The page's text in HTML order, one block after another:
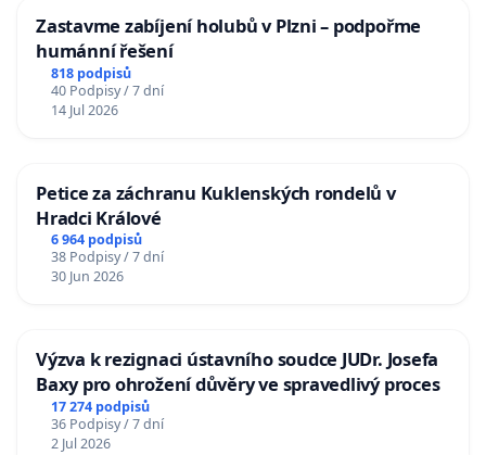
Zastavme zabíjení holubů v Plzni – podpořme
humánní řešení
818 podpisů
40 Podpisy / 7 dní
14 Jul 2026
Petice za záchranu Kuklenských rondelů v
Hradci Králové
6 964 podpisů
38 Podpisy / 7 dní
30 Jun 2026
Výzva k rezignaci ústavního soudce JUDr. Josefa
Baxy pro ohrožení důvěry ve spravedlivý proces
17 274 podpisů
36 Podpisy / 7 dní
2 Jul 2026